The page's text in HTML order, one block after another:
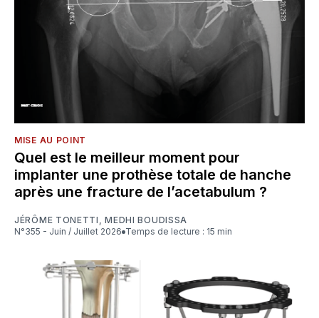
MISE AU POINT
Quel est le meilleur moment pour
implanter une prothèse totale de hanche
après une fracture de l’acetabulum ?
JÉRÔME TONETTI ,MEDHI BOUDISSA
N°355 - Juin / Juillet 2026
Temps de lecture : 15 min